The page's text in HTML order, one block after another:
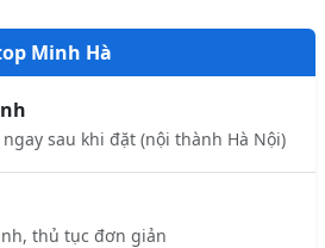
Minh Hà
sau khi đặt (nội thành Hà Nội)
thủ tục đơn giản